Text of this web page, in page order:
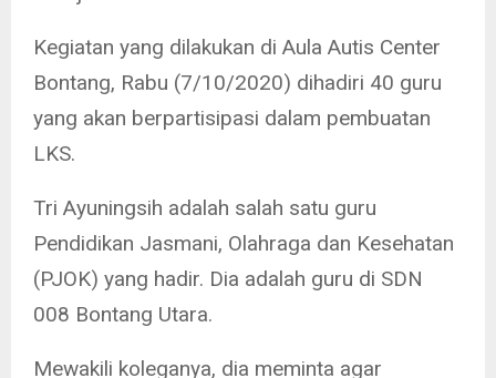
Kegiatan yang dilakukan di Aula Autis Center
Bontang, Rabu (7/10/2020) dihadiri 40 guru
yang akan berpartisipasi dalam pembuatan
LKS.
Tri Ayuningsih adalah salah satu guru
Pendidikan Jasmani, Olahraga dan Kesehatan
(PJOK) yang hadir. Dia adalah guru di SDN
008 Bontang Utara.
Mewakili koleganya, dia meminta agar